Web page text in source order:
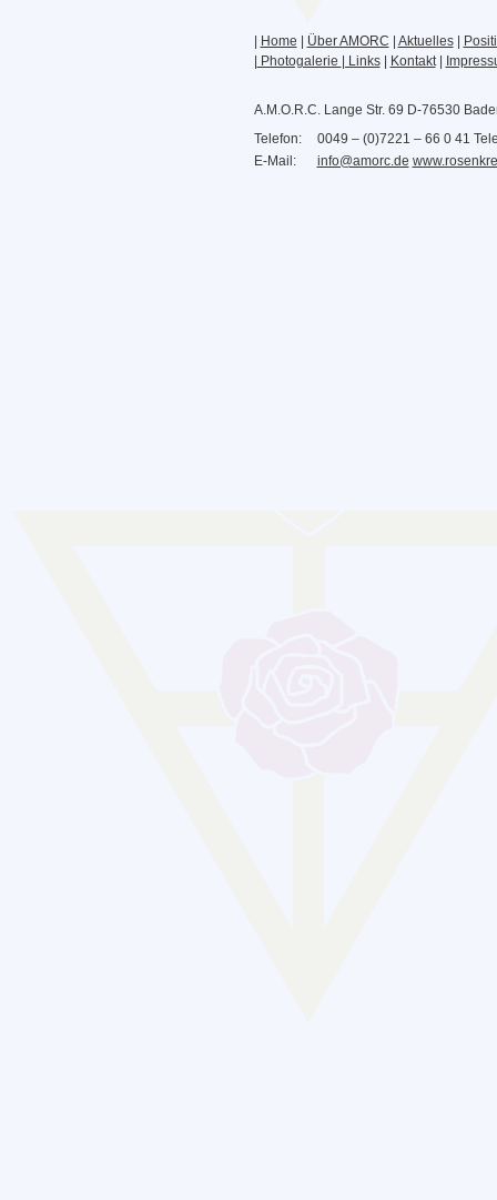
Home Über AMORC Aktuelles|
Photogalerie | Links| Kontakt|
A.M.O.R.C. Lange Str. 69 D-76530
Telefon:
0049 – (0)7221 – 66 0 41
E-Mail:
info@amorc.de